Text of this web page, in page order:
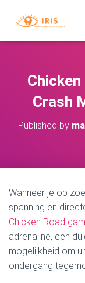
Chicken
Crash
Published by
Wanneer je op
spanning en
Chicken Road
adrenaline, een
mogelijkheid om
ondergang